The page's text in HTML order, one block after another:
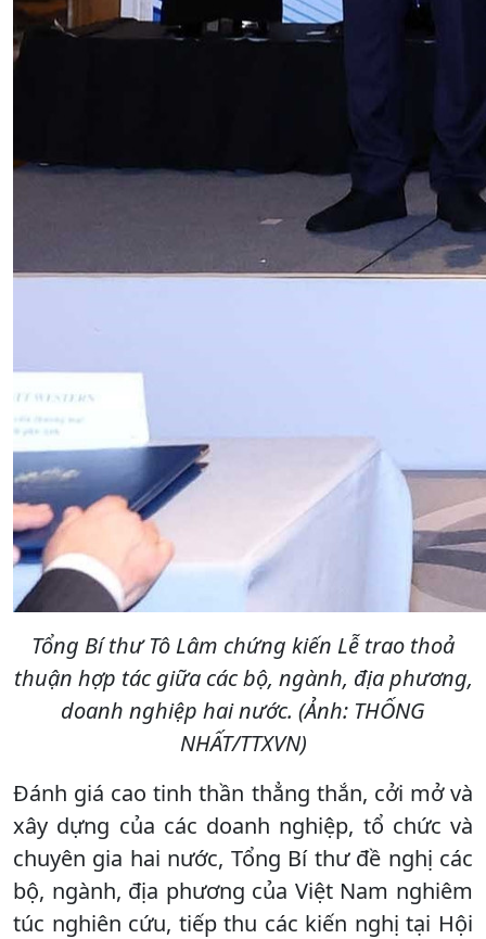
Tổng Bí thư Tô Lâm chứng kiến Lễ trao thoả
thuận hợp tác giữa các bộ, ngành, địa phương,
doanh nghiệp hai nước. (Ảnh: THỐNG
NHẤT/TTXVN)
Đánh giá cao tinh thần thẳng thắn, cởi mở và
xây dựng của các doanh nghiệp, tổ chức và
chuyên gia hai nước, Tổng Bí thư đề nghị các
bộ, ngành, địa phương của Việt Nam nghiêm
túc nghiên cứu, tiếp thu các kiến nghị tại Hội